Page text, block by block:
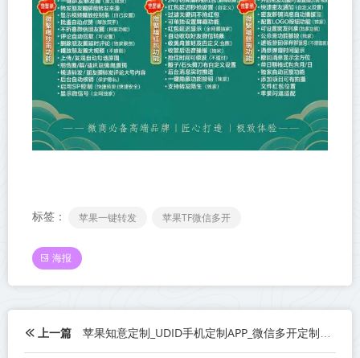
标签： 苹果一键转发 苹果TF微信多开
海报
上一篇 苹果知意定制_UDID手机定制APP_微信多开定制版